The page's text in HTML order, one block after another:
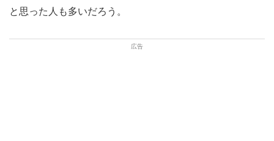
と思った人も多いだろう。